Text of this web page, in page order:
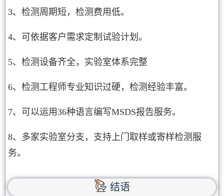
3、检测周期短，检测费用低。
4、可依据客户需求定制试验计划。
5、检测设备齐全，实验室体系完整
6、检测工程师专业知识过硬，检测经验丰富。
7、可以运用36种语言编写MSDS报告服务。
8、多家实验室分支，支持上门取样或寄样检测服
务。
结语